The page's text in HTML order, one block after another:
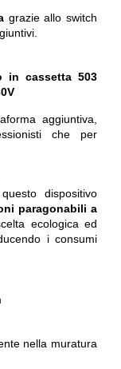
grazie allo switch
in cassetta 503
aggiuntiva,
che per
dispositivo
paragonabili a
ecologica ed
i consumi
nella muratura